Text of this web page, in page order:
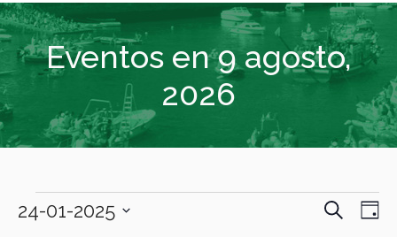
Eventos en 9 agosto,
2026
Eventos
BUSCAR
24-01-2025